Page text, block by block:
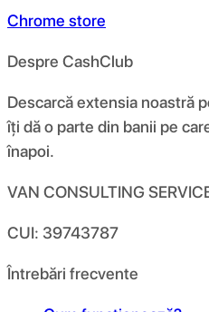
Chrome store
Despre CashClub
Descarcă extensia noastră
îți dă o parte din banii pe
înapoi.
VAN CONSULTING
CUI: 39743787
Întrebări frecvente